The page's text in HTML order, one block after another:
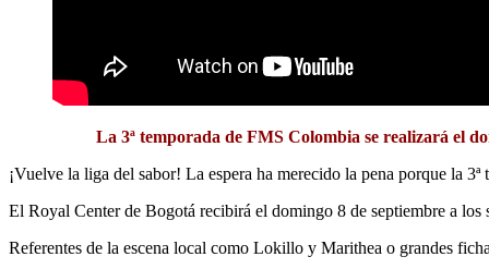
La 3ª temporada de FMS Colombia se realizará el
¡Vuelve la liga del sabor! La espera ha merecido la pena porque la
El Royal Center de Bogotá recibirá el domingo 8 de septiembre a
Referentes de la escena local como Lokillo y Marithea o grandes